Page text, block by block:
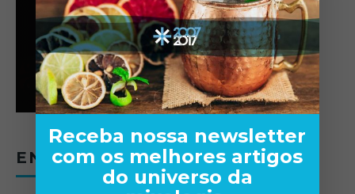
ENTREVISTAS
Receba nossa newsletter
com os melhores artigos
do universo da